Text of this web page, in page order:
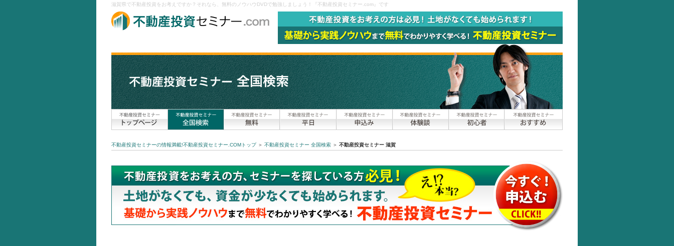
滋賀県で不動産投資をお考えですか？それなら、無料のノウハウDVDで勉強しましょう！『不動産投資セミナー.com』です
不動産投資セミナーの情報満載!不動産投資セミナー.COMトップ＞ 不動産投資セミナー 全国検索 ＞ 不動産投資セミナー 滋賀